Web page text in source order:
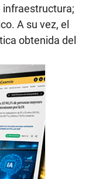
infraestructura;
A su vez, el
obtenida del